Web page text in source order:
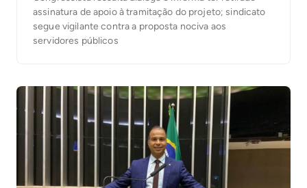
assinatura de apoio à tramitação do projeto; sindicato
segue vigilante contra a proposta nociva aos
servidores públicos